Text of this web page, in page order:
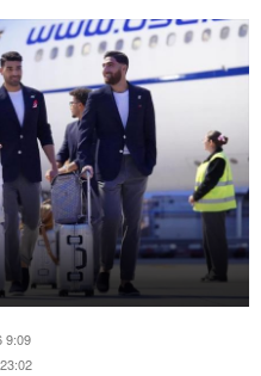
Nexolatino.Canal
9:09